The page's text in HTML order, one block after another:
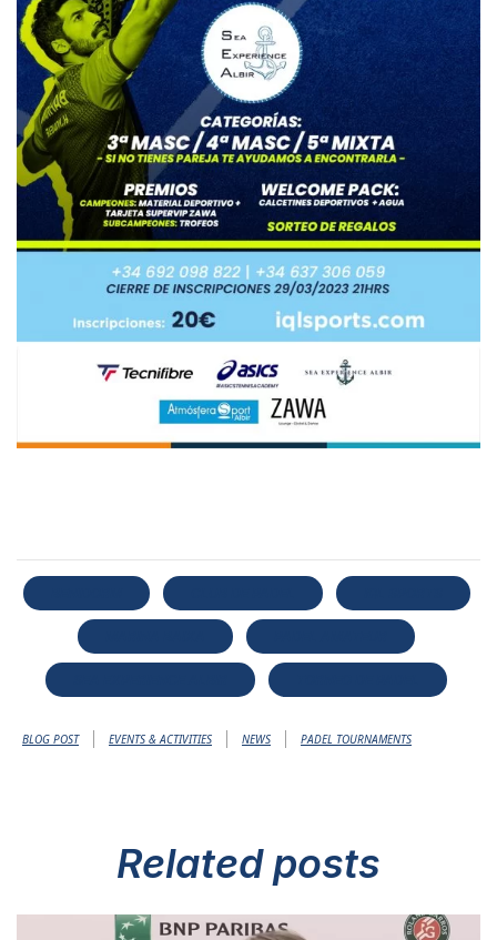
BLOG POST | EVENTS & ACTIVITIES | NEWS | PADEL TOURNAMENTS
Related posts